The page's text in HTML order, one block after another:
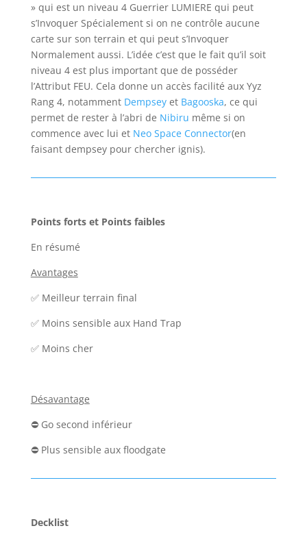
» qui est un niveau 4 Guerrier LUMIERE qui peut
s’Invoquer Spécialement si on ne contrôle aucune
carte sur son terrain et qui peut s’Invoquer
Normalement aussi. L’idée c’est que le fait qu’il soit
niveau 4 est plus important que de posséder
l’Attribut FEU. Cela donne un accès facilité aux Yyz
Rang 4, notamment Dempseyet Bagooska, ce qui
permet de rester à l’abri de Nibiru même si on
commence avec lui et Neo Space Connector(en
faisant dempsey pour chercher ignis).
Points forts et Points faibles
En résumé
Avantages
✅ Meilleur terrain final
✅ Moins sensible aux Hand Trap
✅ Moins cher
Désavantage
⛔ Go second inférieur
⛔ Plus sensible aux floodgate
Decklist